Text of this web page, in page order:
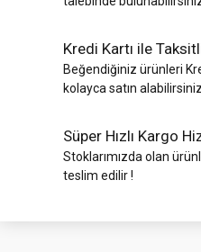
Kredi Kartı ile
Beğendiğiniz ürünleri
kolayca satın alabilirsiniz.
Süper Hızlı Kargo
Stoklarımızda olan
teslim edilir !